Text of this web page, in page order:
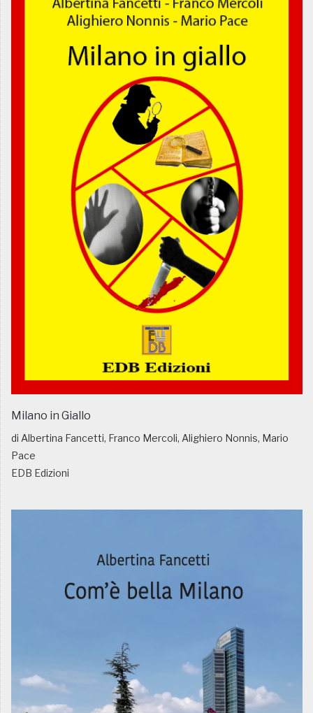
Milano in Giallo
di Albertina Fancetti, Franco Mercoli, Alighiero Nonnis, Mario
Pace
EDB Edizioni